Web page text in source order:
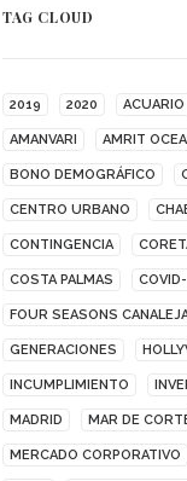
TAG CLOUD
2019 2020 ACUARIO
AMANVARI AMRIT
BONO DEMOGRÁFICO
CENTRO URBANO
CONTINGENCIA
COSTA PALMAS
FOUR SEASONS
GENERACIONES
INCUMPLIMIENTO
MADRID MAR DE
MERCADO CORPORATIVO